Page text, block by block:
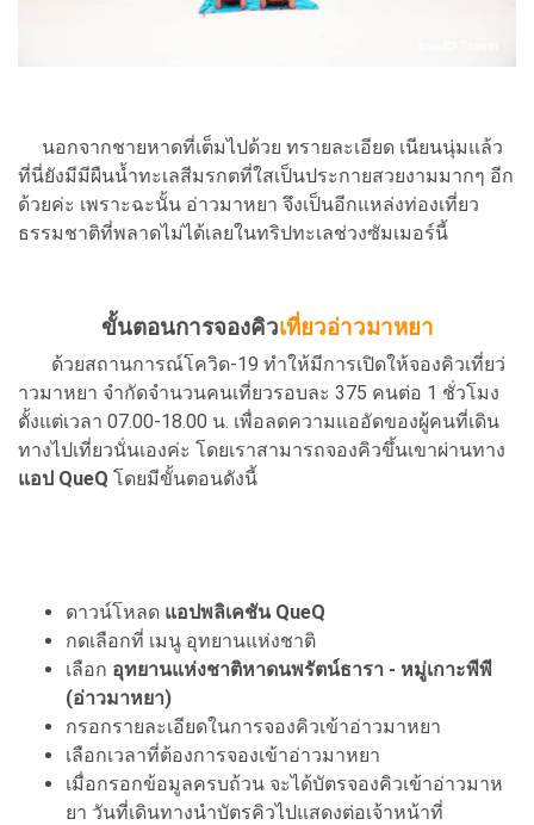
นอกจากชายหาดที่เต็มไปด้วย ทรายละเอียด เนียนนุ่มแล้ว
ที่นี่ยังมีมีผืนน้ำทะเลสีมรกตที่ใสเป็นประกายสวยงามมากๆ อีก
ด้วยค่ะ เพราะฉะนั้น อ่าวมาหยา จึงเป็นอีกแหล่งท่องเที่ยว
ธรรมชาติที่พลาดไม่ได้เลยในทริปทะเลช่วงซัมเมอร์นี้
ขั้นตอนการจองคิวเที่ยวอ่าวมาหยา
ด้วยสถานการณ์โควิด-19 ทำให้มีการเปิดให้จองคิวเที่ยว่
าวมาหยา จำกัดจำนวนคนเที่ยวรอบละ 375 คนต่อ 1 ชั่วโมง
ตั้งแต่เวลา 07.00-18.00 น. เพื่อลดความแออัดของผู้คนที่เดิน
ทางไปเที่ยวนั่นเองค่ะ โดยเราสามารถจองคิวขึ้นเขาผ่านทาง
แอป QueQ โดยมีขั้นตอนดังนี้
ดาวน์โหลด แอปพลิเคชัน QueQ
กดเลือกที่ เมนู อุทยานแห่งชาติ
เลือก อุทยานแห่งชาติหาดนพรัตน์ธารา - หมู่เกาะพีพี
(อ่าวมาหยา)
กรอกรายละเอียดในการจองคิวเข้าอ่าวมาหยา
เลือกเวลาที่ต้องการจองเข้าอ่าวมาหยา
เมื่อกรอกข้อมูลครบถ้วน จะได้บัตรจองคิวเข้าอ่าวมาห
ยา วันที่เดินทางนำบัตรคิวไปแสดงต่อเจ้าหน้าที่